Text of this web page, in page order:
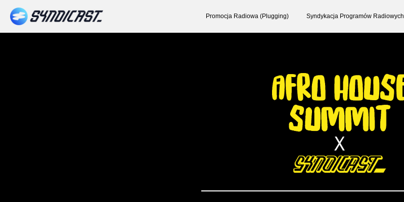
Promocja Radiowa (Plugging) Syndykacja Programów Radiowych